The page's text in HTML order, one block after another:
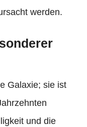
werden.
Galaxie; sie ist
und die